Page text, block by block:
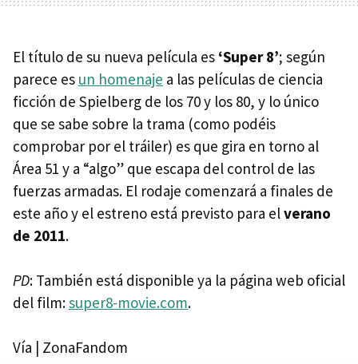
El título de su nueva película es ‘Super 8’; según
parece es un homenaje a las películas de ciencia
ficción de Spielberg de los 70 y los 80, y lo único
que se sabe sobre la trama (como podéis
comprobar por el tráiler) es que gira en torno al
Área 51 y a “algo” que escapa del control de las
fuerzas armadas. El rodaje comenzará a finales de
este año y el estreno está previsto para elverano
de 2011.
PD: También está disponible ya la página web oficial
del film:super8-movie.com.
Vía | ZonaFandom